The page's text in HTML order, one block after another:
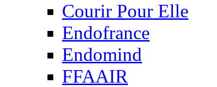
Courir Pour Elle
Endofrance
Endomind
FFAAIR